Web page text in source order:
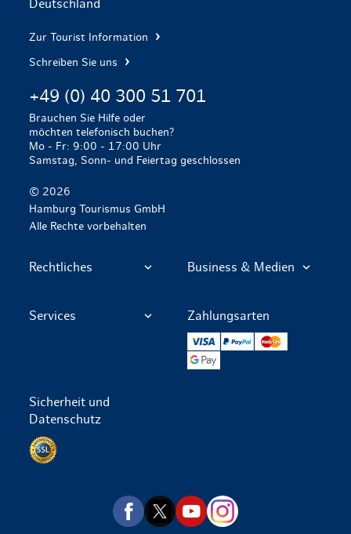
Deutschland
Zur Tourist Information
Schreiben Sie uns
+49 (0) 40 300 51 701
Brauchen Sie Hilfe oder
möchten telefonisch buchen?
Mo - Fr: 9:00 - 17:00 Uhr
Samstag, Sonn- und Feiertag geschlossen
© 2026
Hamburg Tourismus GmbH
Alle Rechte vorbehalten
Rechtliches Business & Medien
Services Zahlungsarten
PayPal
Sicherheit und
Datenschutz